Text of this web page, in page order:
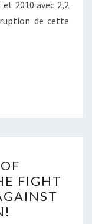
2010 avec 2,2
de cette
FIGHT